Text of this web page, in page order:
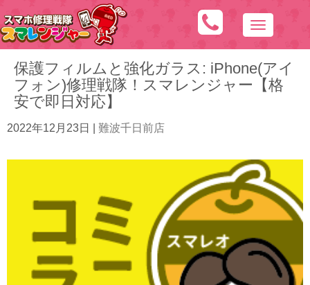
N
a
v
i
o
n
保護フィルムと強化ガラス: iPhone(アイ
フォン)修理戦隊！スマレンジャー【格
安で即日対応】
2022年12月23日 難波千日前店